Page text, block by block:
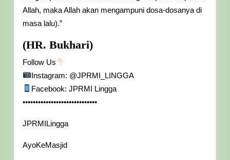
Allah, maka Allah akan mengampuni dosa-dosanya di
masa lalu).”
(HR. Bukhari)
Follow Us
Instagram: @JPRMI_LINGGA
Facebook: JPRMI Lingga
•••••••••••••••••••••••••••••
JPRMILingga
AyoKeMasjid